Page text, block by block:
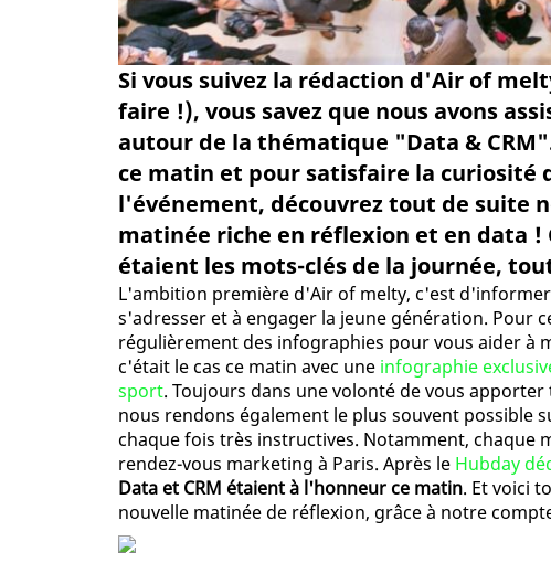
Si vous suivez la rédaction d'Air of
faire !), vous savez que nous avons
autour de la thématique "Data &
ce matin et pour satisfaire la curiosité
l'événement, découvrez tout de suite
matinée riche en réflexion et en data
étaient les mots-clés de la journée,
L'ambition première d'Air of melty, c'est
s'adresser et à engager la jeune génération. Pour
régulièrement des infographies pour vous aider à
c'était le cas ce matin avec une infographie
sport. Toujours dans une volonté de vous
nous rendons également le plus souvent possible
chaque fois très instructives. Notamment, chaque
rendez-vous marketing à Paris. Après le Hubday
Data et CRM étaient à l'honneur ce matin. Et voici
nouvelle matinée de réflexion, grâce à notre